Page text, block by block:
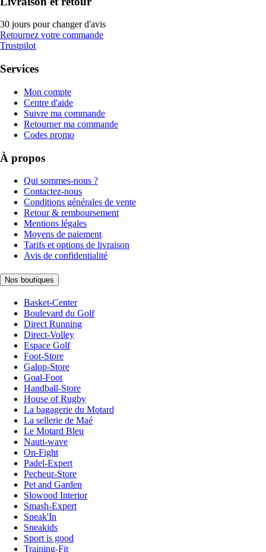
30 jours pour changer d'avis
Retournez votre commande
Trustpilot
Services
Mon compte
Centre d'aide
Suivre ma commande
Retourner ma commande
Codes promo
À propos
Qui sommes-nous ?
Contactez-nous
Conditions générales de vente
Retour & remboursement
Mentions légales
Moyens de paiement
Tarifs et options de livraison
Avis de confidentialité
Nos boutiques
Basket-Center
Boulevard du Golf
Direct Running
Direct-Volley
Espace Golf
Foot-Store
Galop-Store
Goal-Foot
Handball-Store
House of Rugby
La bagagerie du Motard
La sellerie de Maé
Le Motard Bleu
Nauti-wave
On-Fight
Padel-Expert
Pecheur-Store
Pet and Garden
Slowood Interior
Smash-Expert
Sneak'In
Sneakids
Sport is good
Training-Fit